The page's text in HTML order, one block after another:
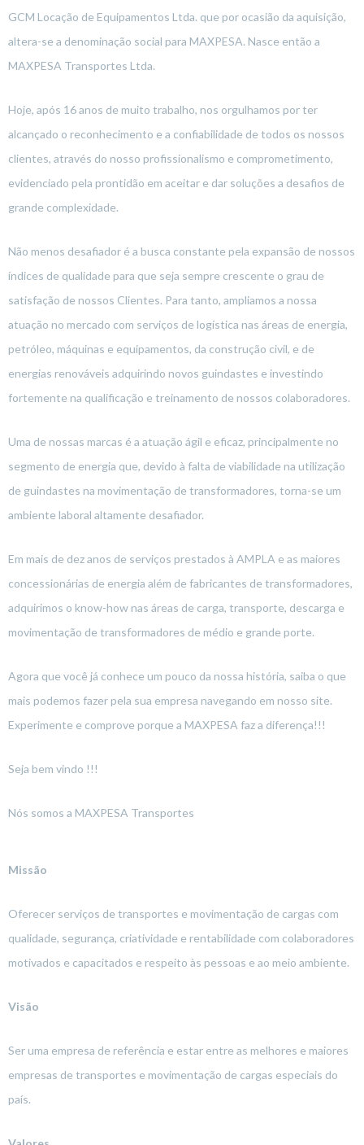
GCM Locação de Equipamentos Ltda. que por ocasião da aquisição,
altera-se a denominação social para MAXPESA. Nasce então a
MAXPESA Transportes Ltda.
Hoje, após 16 anos de muito trabalho, nos orgulhamos por ter
alcançado o reconhecimento e a confiabilidade de todos os nossos
clientes, através do nosso profissionalismo e comprometimento,
evidenciado pela prontidão em aceitar e dar soluções a desafios de
grande complexidade.
Não menos desafiador é a busca constante pela expansão de nossos
índices de qualidade para que seja sempre crescente o grau de
satisfação de nossos Clientes. Para tanto, ampliamos a nossa
atuação no mercado com serviços de logística nas áreas de energia,
petróleo, máquinas e equipamentos, da construção civil, e de
energias renováveis adquirindo novos guindastes e investindo
fortemente na qualificação e treinamento de nossos colaboradores.
Uma de nossas marcas é a atuação ágil e eficaz, principalmente no
segmento de energia que, devido à falta de viabilidade na utilização
de guindastes na movimentação de transformadores, torna-se um
ambiente laboral altamente desafiador.
Em mais de dez anos de serviços prestados à AMPLA e as maiores
concessionárias de energia além de fabricantes de transformadores,
adquirimos o know-how nas áreas de carga, transporte, descarga e
movimentação de transformadores de médio e grande porte.
Agora que você já conhece um pouco da nossa história, saiba o que
mais podemos fazer pela sua empresa navegando em nosso site.
Experimente e comprove porque a MAXPESA faz a diferença!!!
Seja bem vindo !!!
Nós somos a MAXPESA Transportes
Missão
Oferecer serviços de transportes e movimentação de cargas com
qualidade, segurança, criatividade e rentabilidade com colaboradores
motivados e capacitados e respeito às pessoas e ao meio ambiente.
Visão
Ser uma empresa de referência e estar entre as melhores e maiores
empresas de transportes e movimentação de cargas especiais do
país.